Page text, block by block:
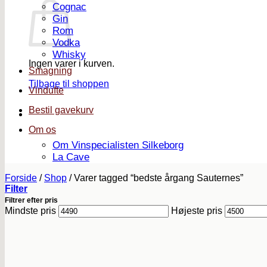
Ingen varer i kurven.
Tilbage til shoppen
Cognac
Gin
Rom
Vodka
Whisky
Smagning
Vindufte
Bestil gavekurv
Om os
Om Vinspecialisten Silkeborg
La Cave
Forside / Shop /Varer tagged “bedste årgang Sauternes”
Filter
Filtrer efter pris
Mindste pris Højeste pris